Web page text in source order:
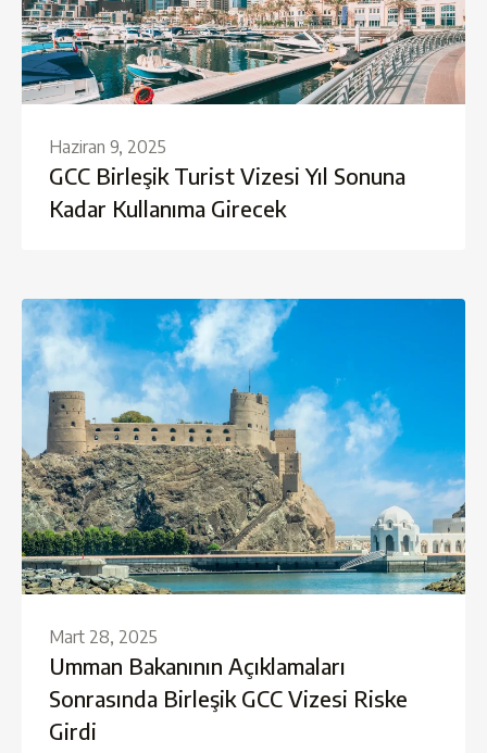
Haziran 9, 2025
GCC Birleşik Turist Vizesi Yıl Sonuna
Kadar Kullanıma Girecek
Mart 28, 2025
Umman Bakanının Açıklamaları
Sonrasında Birleşik GCC Vizesi Riske
Girdi